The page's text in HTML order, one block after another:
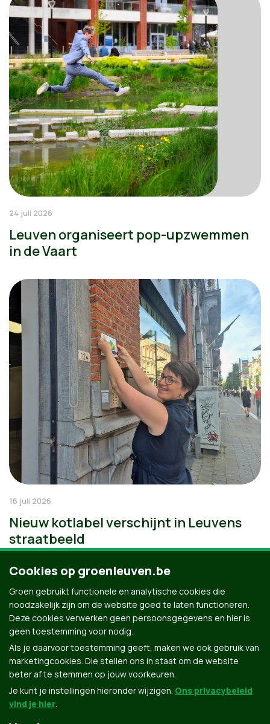
24 juli 2026
Leuven organiseert pop-upzwemmen
in de Vaart
16 juli 2026
Nieuw kotlabel verschijnt in Leuvens
straatbeeld
Cookies op groenleuven.be
Groen gebruikt functionele en analytische cookies die
noodzakelijk zijn om de website goed te laten functioneren.
Deze cookies verwerken geen persoonsgegevens en hier is
geen toestemming voor nodig.
Als je daarvoor toestemming geeft, maken we ook gebruik van
marketingcookies. Die stellen ons in staat om de website
beter af te stemmen op jouw voorkeuren.
Je kunt je instellingen hieronder wijzigen. Ons privacybeleid
vind je hier.